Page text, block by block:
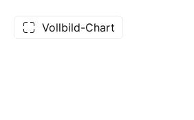
Vollbild-Chart